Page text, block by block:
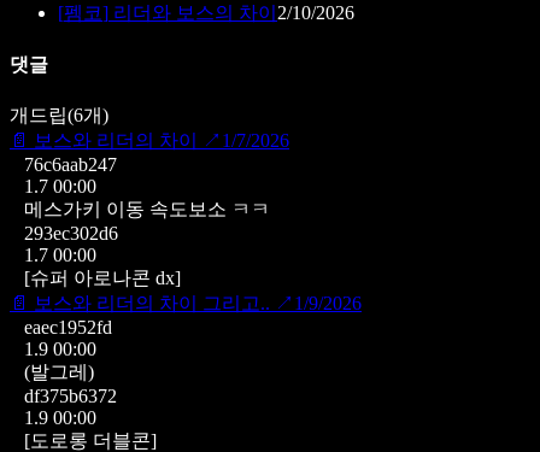
[펨코] 리더와 보스의 차이 2/10/2026
댓글
개드립(6개)
📄
보스와 리더의 차이 ↗ 1/7/2026
76c6aab247
1.7 00:00
메스가키 이동 속도보소 ㅋㅋ
293ec302d6
1.7 00:00
[슈퍼 아로나콘 dx]
📄
보스와 리더의 차이 그리고.. ↗ 1/9/2026
eaec1952fd
1.9 00:00
(발그레)
df375b6372
1.9 00:00
[도로롱 더블콘]